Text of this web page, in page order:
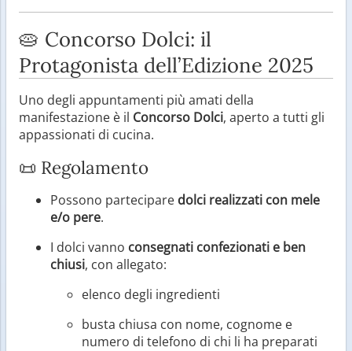
🥧 Concorso Dolci: il
Protagonista dell’Edizione 2025
Uno degli appuntamenti più amati della
manifestazione è il Concorso Dolci, aperto a tutti gli
appassionati di cucina.
📜 Regolamento
Possono partecipare dolci realizzati con mele
e/o pere.
I dolci vanno consegnati confezionati e ben
chiusi, con allegato:
elenco degli ingredienti
busta chiusa con nome, cognome e
numero di telefono di chi li ha preparati